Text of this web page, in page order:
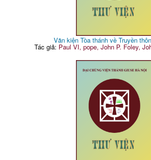
Văn kiện Tòa thánh về Truyền
Tác giả: Paul VI, pope, John P. Foley,